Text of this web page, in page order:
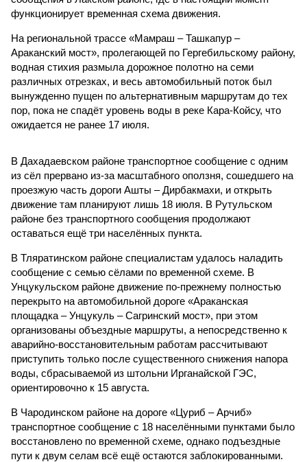
функционирует временная схема движения.
На региональной трассе «Мамраш – Ташкапур –
Араканский мост», пролегающей по Гергебильскому району,
водная стихия размыла дорожное полотно на семи
различных отрезках, и весь автомобильный поток был
вынужденно пущен по альтернативным маршрутам до тех
пор, пока не спадёт уровень воды в реке Кара-Койсу, что
ожидается не ранее 17 июля.
В Дахадаевском районе транспортное сообщение с одним
из сёл прервано из-за масштабного оползня, сошедшего на
проезжую часть дороги Ашты – Дирбакмахи, и открыть
движение там планируют лишь 18 июля. В Рутульском
районе без транспортного сообщения продолжают
оставаться ещё три населённых пункта.
В Тляратинском районе специалистам удалось наладить
сообщение с семью сёлами по временной схеме. В
Унцукульском районе движение по-прежнему полностью
перекрыто на автомобильной дороге «Араканская
площадка – Унцукуль – Сагринский мост», при этом
организованы объездные маршруты, а непосредственно к
аварийно-восстановительным работам рассчитывают
приступить только после существенного снижения напора
воды, сбрасываемой из штольни Ирганайской ГЭС,
ориентировочно к 15 августа.
В Чародинском районе на дороге «Цуриб – Арчиб»
транспортное сообщение с 18 населёнными пунктами было
восстановлено по временной схеме, однако подъездные
пути к двум селам всё ещё остаются заблокированными.